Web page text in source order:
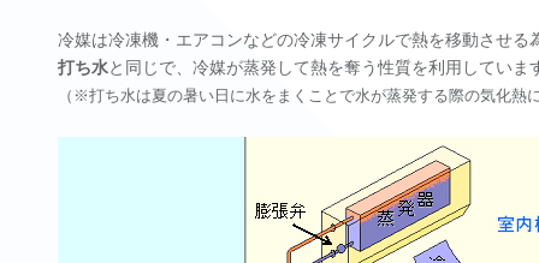
冷媒は冷凍機・エアコンなどの冷凍サイクルで熱を移動させ
打ち水と同じで、冷媒が蒸発して熱を奪う性質を利用していま
（※打ち水は夏の暑い日に水をまくことで水が蒸発する際の気化熱